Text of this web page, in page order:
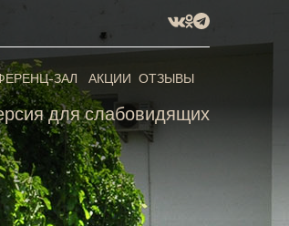
ЗАЛ АКЦИИ ОТЗЫВЫ
для слабовидящих